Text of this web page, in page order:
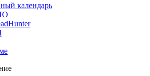
календарь